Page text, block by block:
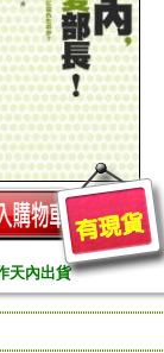
天內出貨